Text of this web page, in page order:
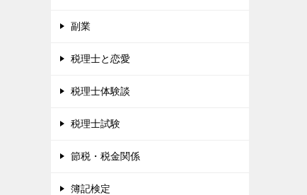
副業
税理士と恋愛
税理士体験談
税理士試験
節税・税金関係
簿記検定